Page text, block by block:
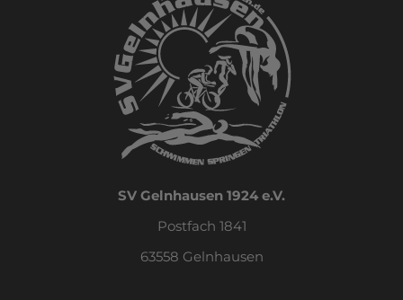
SV Gelnhausen 1924 e.V.
Postfach 1841
63558 Gelnhausen